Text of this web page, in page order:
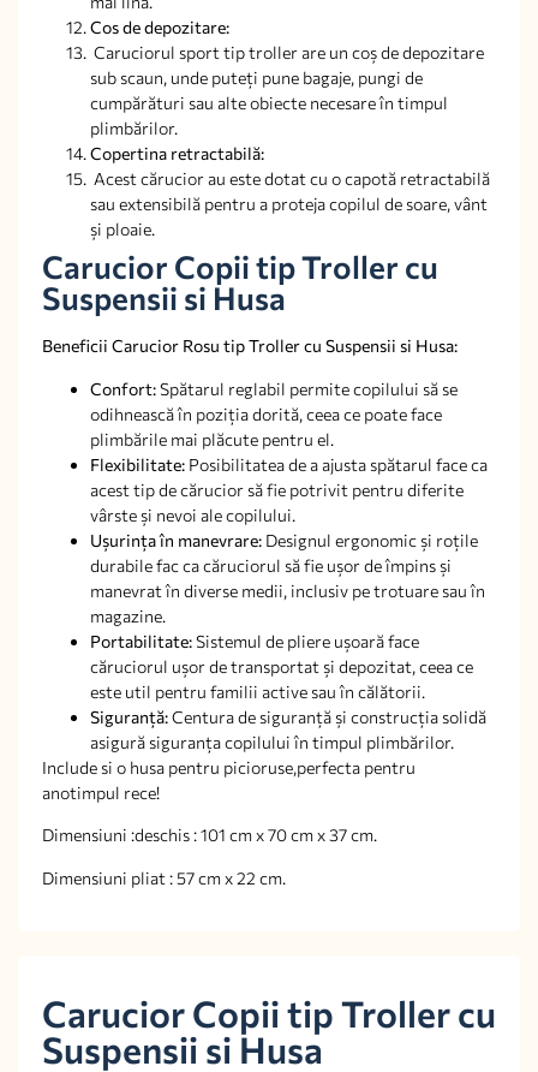
Cos de depozitare:
Caruciorul sport tip troller are un coș de depozitare
sub scaun, unde puteți pune bagaje, pungi de
cumpărături sau alte obiecte necesare în timpul
plimbărilor.
Copertina retractabilă:
Acest cărucior au este dotat cu o capotă retractabilă
sau extensibilă pentru a proteja copilul de soare, vânt
și ploaie.
Carucior Copii tip Troller cu
Suspensii si Husa
Beneficii Carucior Rosu tip Troller cu Suspensii si Husa:
Confort:Spătarul reglabil permite copilului să se
odihnească în poziția dorită, ceea ce poate face
plimbările mai plăcute pentru el.
Flexibilitate: Posibilitatea de a ajusta spătarul face ca
acest tip de cărucior să fie potrivit pentru diferite
vârste și nevoi ale copilului.
Ușurința în manevrare: Designul ergonomic și roțile
durabile fac ca căruciorul să fie ușor de împins și
manevrat în diverse medii, inclusiv pe trotuare sau în
magazine.
Portabilitate:Sistemul de pliere ușoară face
căruciorul ușor de transportat și depozitat, ceea ce
este util pentru familii active sau în călătorii.
Siguranță:Centura de siguranță și construcția solidă
asigură siguranța copilului în timpul plimbărilor.
Include si o husa pentru picioruse,perfecta pentru
anotimpul rece!
Dimensiuni :deschis : 101 cm x 70 cm x 37 cm.
Dimensiuni pliat : 57 cm x 22 cm.
Carucior Copii tip Troller cu
Suspensii si Husa